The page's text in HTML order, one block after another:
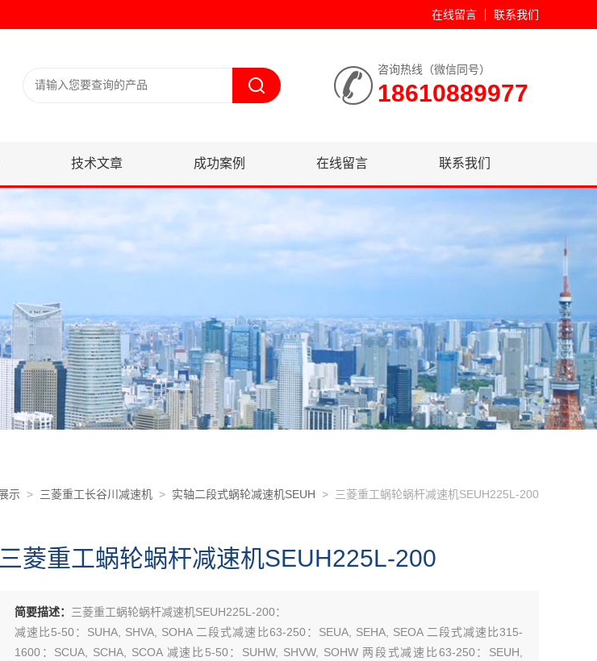
在线留言 联系我们
咨询热线（微信同号）
18610889977
技术文章 成功案例 在线留言 联系我们
示 > 三菱重工长谷川减速机 > 实轴二段式蜗轮减速机SEUH > 三菱重工蜗轮蜗杆减速机SEUH225L-200
三菱重工蜗轮蜗杆减速机SEUH225L-200
简要描述： 三菱重工蜗轮蜗杆减速机SEUH225L-200：
减速比5-50：SUHA, SHVA, SOHA 二段式减速比63-250：SEUA, SEHA, SEOA 二段式减速比315-
1600：SCUA, SCHA, SCOA 减速比5-50：SUHW, SHVW, SOHW 两段式减速比63-250：SEUH,